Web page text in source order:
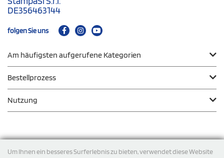
Um Ihnen ein besseres Surferlebnis zu bieten, verwendet diese Website
DE356463144
folgen Sie uns
Am häufigsten aufgerufene Kategorien
Bestellprozess
Nutzung